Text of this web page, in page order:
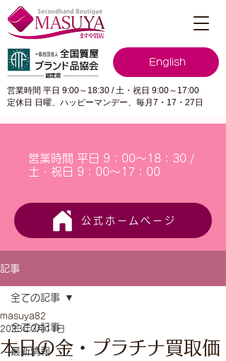
English
営業時間 平日 9:00～18:30 / 土・祝日 9:00～17:00
定休日 日曜、ハッピーマンデー、毎月7・17・27日
営業時間 平日 9：00～18：30 /
土・祝日 9：00～17：00
公式ホームページ
記事
全ての記事
最新情報
全ての記事
本日の金・プラチナ買取価
masuya82
2023年3月11日